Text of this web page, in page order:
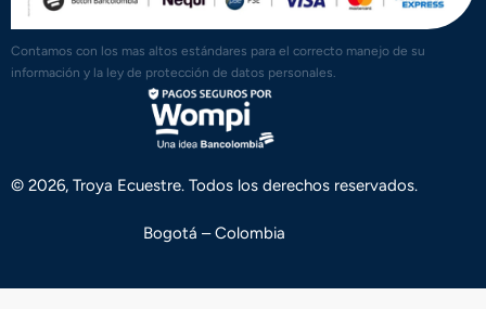
Contamos con los mas altos estándares para el correcto manejo de su
información y la ley de protección de datos personales.
© 2026, Troya Ecuestre. Todos los derechos reservados.
Bogotá – Colombia